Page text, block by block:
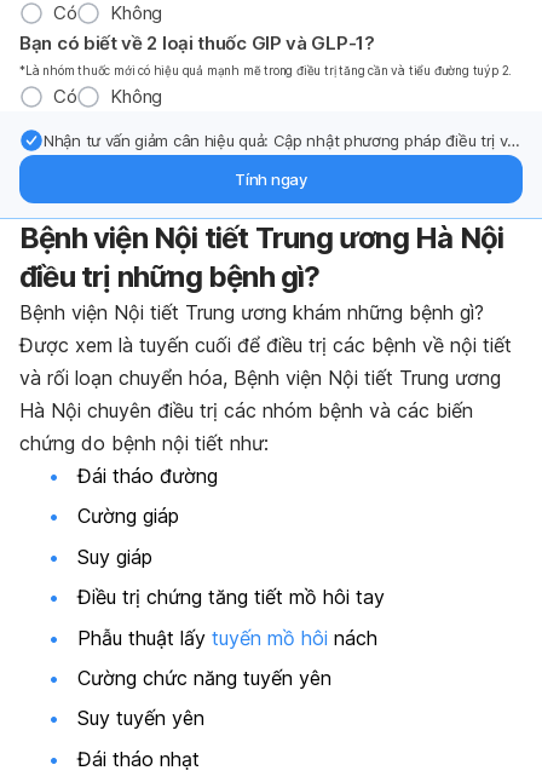
Có
Không
Bạn có biết về 2 loại thuốc GIP và GLP-1?
*Là nhóm thuốc mới có hiệu quả mạnh mẽ trong điều trị tăng cần và tiểu đường tuýp 2.
Có Không
Nhận tư vấn giảm cân hiệu quả: Cập nhật phương pháp điều trị và
Tính ngay
Bệnh viện Nội tiết Trung ương Hà Nội
điều trị những bệnh gì?
Bệnh viện Nội tiết Trung ương khám những bệnh gì?
Được xem là tuyến cuối để điều trị các bệnh về nội tiết
và rối loạn chuyển hóa, Bệnh viện Nội tiết Trung ương
Hà Nội chuyên điều trị các nhóm bệnh và các biến
chứng do bệnh nội tiết như:
Đái tháo đường
Cường giáp
Suy giáp
Điều trị chứng tăng tiết mồ hôi tay
Phẫu thuật lấy tuyến mồ hôi nách
Cường chức năng tuyến yên
Suy tuyến yên
Đái tháo nhạt